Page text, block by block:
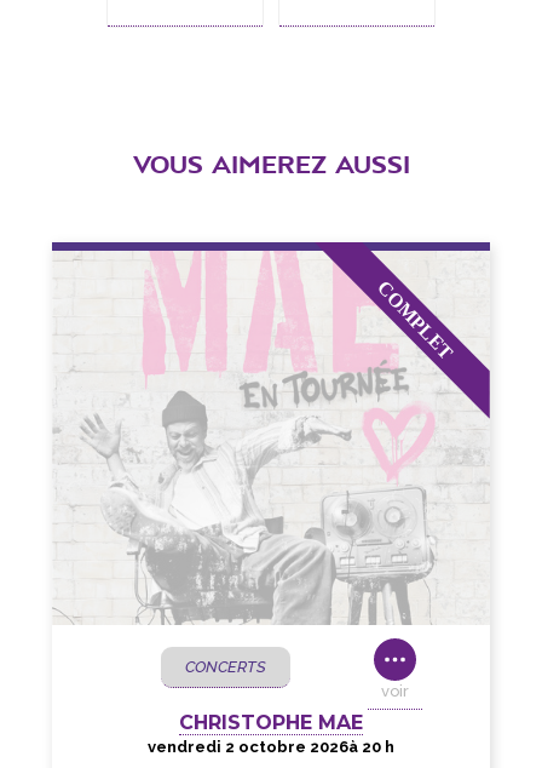
VOUS AIMEREZ AUSSI
CONCERTS
voir
CHRISTOPHE MAE
vendredi 2 octobre 2026à 20 h